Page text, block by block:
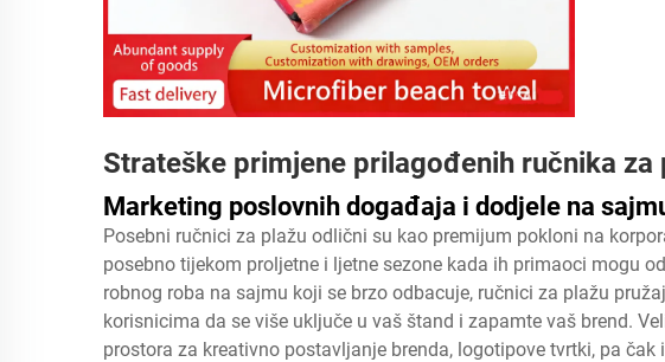
Strateške primjene prilagođenih ručnika za
Marketing poslovnih događaja i dodjele na
Posebni ručnici za plažu odlični su kao premijum pokloni na
posebno tijekom proljetne i ljetne sezone kada ih primaoci mogu
robnog roba na sajmu koji se brzo odbacuje, ručnici za plažu
korisnicima da se više uključe u vaš štand i zapamte vaš brend.
prostora za kreativno postavljanje brenda, logotipove tvrtki, pa čak